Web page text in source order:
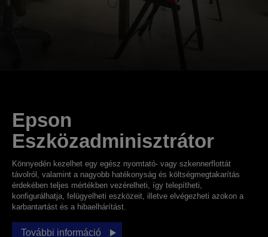
Epson
Eszközadminisztrátor
Könnyedén kezelhet egy egész nyomtató- vagy szkennerflottát
távolról, valamint a nagyobb hatékonyság és költségmegtakarítás
érdekében teljes mértékben vezérelheti, így telepítheti,
konfigurálhatja, felügyelheti eszközeit, illetve elvégezheti azokon a
karbantartást és a hibaelhárítást.
További információ